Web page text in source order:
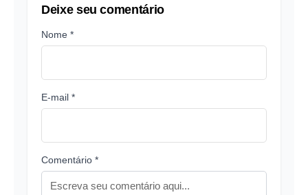
Deixe seu comentário
Nome *
E-mail *
Comentário *